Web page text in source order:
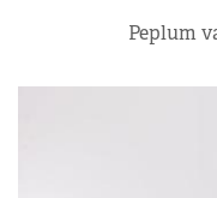
Peplum